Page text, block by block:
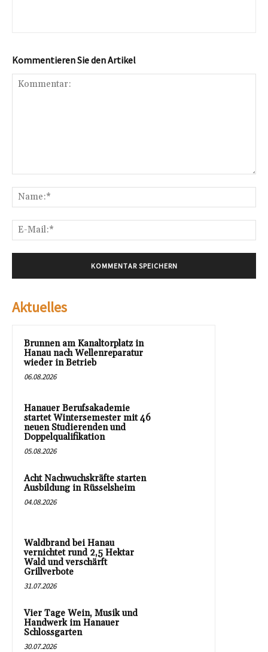
Kommentieren Sie den Artikel
Aktuelles
Brunnen am Kanaltorplatz in
Hanau nach Wellenreparatur
wieder in Betrieb
06.08.2026
Hanauer Berufsakademie
startet Wintersemester mit 46
neuen Studierenden und
Doppelqualifikation
05.08.2026
Acht Nachwuchskräfte starten
Ausbildung in Rüsselsheim
04.08.2026
Waldbrand bei Hanau
vernichtet rund 2,5 Hektar
Wald und verschärft
Grillverbote
31.07.2026
Vier Tage Wein, Musik und
Handwerk im Hanauer
Schlossgarten
30.07.2026